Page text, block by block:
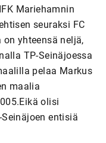
Mariehamnin
seuraksi FC
yhteensä neljä,
TP-Seinäjoessa
pelaa Markus
maalia
olisi
entisiä